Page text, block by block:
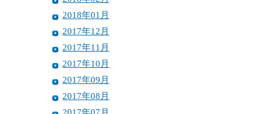
2018年01月
2017年12月
2017年11月
2017年10月
2017年09月
2017年08月
2017年07月